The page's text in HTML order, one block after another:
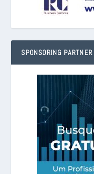
SPONSORING PARTNER